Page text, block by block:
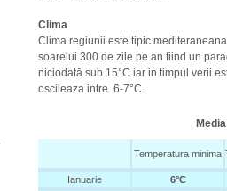
Clima
Clima regiunii este tipic
soarelui 300 de zile pe an fiind un
niciodată sub 15°C iar in timpul verii
oscileaza intre 6-7°C.
Temperatura minima
Ianuarie 6°C